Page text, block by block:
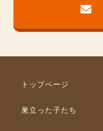
トップページ
巣立った子たち